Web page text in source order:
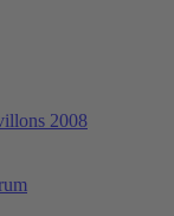
2008